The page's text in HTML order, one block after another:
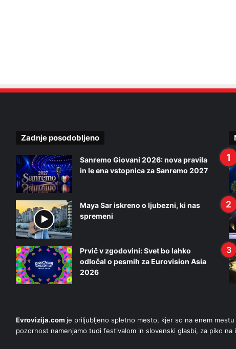
Zadnje posodobljeno
Sanremo Giovani 2026: nova pravila
in le ena vstopnica za Sanremo 2027
Maya Sar iskreno o ljubezni, ki nas
spremeni
Prvič v zgodovini: Svet bo lahko
odločal o pesmih za Eurovision Asia
2026
Evrovizija.com je priljubljeno spletno mesto, kjer so na enem
pozornost namenjamo tudi festivalom in slovenski glasbi, za piko